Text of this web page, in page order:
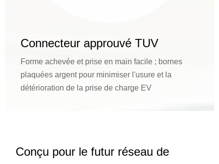
Connecteur approuvé TUV
Forme achevée et prise en main facile ; bornes
plaquées argent pour minimiser l'usure et la
détérioration de la prise de charge EV
Conçu pour le futur réseau de